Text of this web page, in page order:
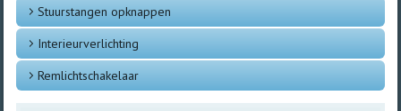
Stuurstangen opknappen
Interieurverlichting
Remlichtschakelaar